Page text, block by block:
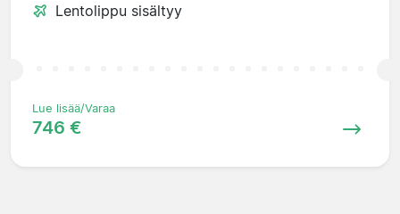
Lentolippu sisältyy
Lue lisää/Varaa
746 €